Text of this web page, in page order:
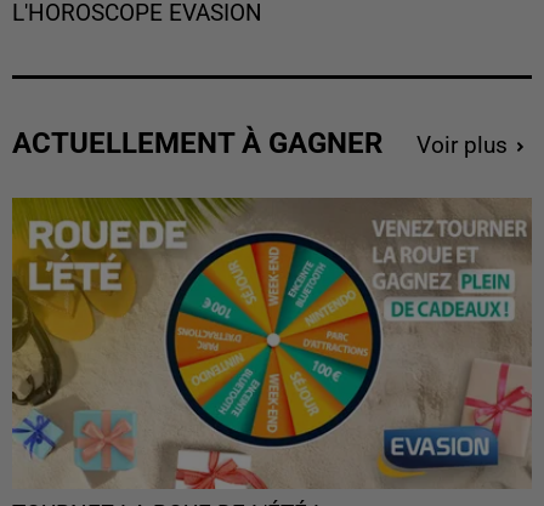
L'HOROSCOPE EVASION
ACTUELLEMENT À GAGNER Voir plus